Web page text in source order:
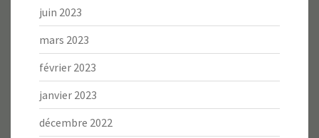
juin 2023
mars 2023
février 2023
janvier 2023
décembre 2022